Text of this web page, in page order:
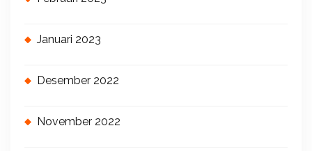
Januari 2023
Desember 2022
November 2022